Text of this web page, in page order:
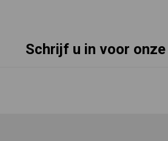
Schrijf u in voor